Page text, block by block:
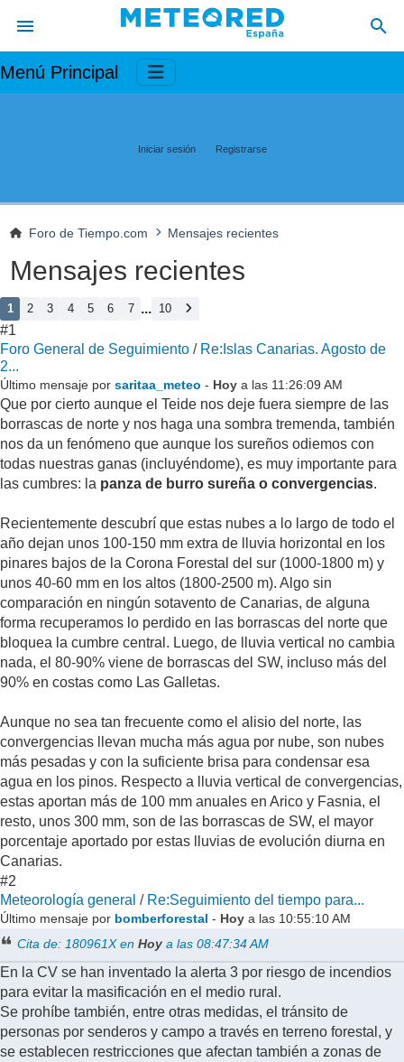
Menú Principal
Iniciar sesión Registrarse
Foro de Tiempo.com Mensajes recientes
Mensajes recientes
1 2 3 4 5 6 7 ... 10
#1
Foro General de Seguimiento / Re:Islas Canarias. Agosto de
2...
Último mensaje por saritaa_meteo - Hoy a las 11:26:09 AM
Que por cierto aunque el Teide nos deje fuera siempre de las
borrascas de norte y nos haga una sombra tremenda, también
nos da un fenómeno que aunque los sureños odiemos con
todas nuestras ganas (incluyéndome), es muy importante para
las cumbres: la panza de burro sureña o convergencias.
Recientemente descubrí que estas nubes a lo largo de todo el
año dejan unos 100-150 mm extra de lluvia horizontal en los
pinares bajos de la Corona Forestal del sur (1000-1800 m) y
unos 40-60 mm en los altos (1800-2500 m). Algo sin
comparación en ningún sotavento de Canarias, de alguna
forma recuperamos lo perdido en las borrascas del norte que
bloquea la cumbre central. Luego, de lluvia vertical no cambia
nada, el 80-90% viene de borrascas del SW, incluso más del
90% en costas como Las Galletas.
Aunque no sea tan frecuente como el alisio del norte, las
convergencias llevan mucha más agua por nube, son nubes
más pesadas y con la suficiente brisa para condensar esa
agua en los pinos. Respecto a lluvia vertical de convergencias,
estas aportan más de 100 mm anuales en Arico y Fasnia, el
resto, unos 300 mm, son de las borrascas de SW, el mayor
porcentaje aportado por estas lluvias de evolución diurna en
Canarias.
#2
Meteorología general / Re:Seguimiento del tiempo para...
Último mensaje por bomberforestal - Hoy a las 10:55:10 AM
Cita de: 180961X enHoy a las 08:47:34 AM
En la CV se han inventado la alerta 3 por riesgo de incendios
para evitar la masificación en el medio rural.
Se prohíbe también, entre otras medidas, el tránsito de
personas por senderos y campo a través en terreno forestal, y
se establecen restricciones que afectan también a zonas de